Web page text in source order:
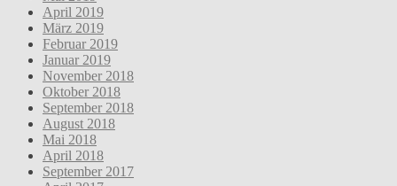
April 2019
März 2019
Februar 2019
Januar 2019
November 2018
Oktober 2018
September 2018
August 2018
Mai 2018
April 2018
September 2017